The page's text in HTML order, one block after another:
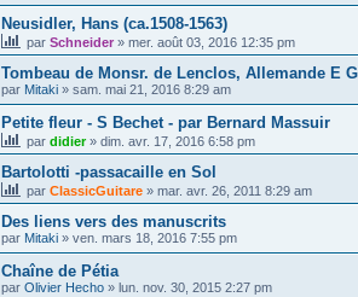
Neusidler, Hans (ca.1508-1563)
par Schneider » mer. août 03, 2016 12:35 pm
Tombeau de Monsr. de Lenclos, Allemande E
par Mitaki » sam. mai 21, 2016 8:29 am
Petite fleur - S Bechet - par Bernard Massuir
par didier» dim. avr. 17, 2016 6:58 pm
Bartolotti -passacaille en Sol
par ClassicGuitare » mar. avr. 26, 2011 8:29 am
Des liens vers des manuscrits
par Mitaki » ven. mars 18, 2016 7:55 pm
Chaîne de Pétia
par Olivier Hecho » lun. nov. 30, 2015 2:27 pm